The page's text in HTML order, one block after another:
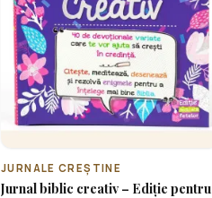
JURNALE CREȘTINE
Jurnal biblic creativ – Ediție pentru